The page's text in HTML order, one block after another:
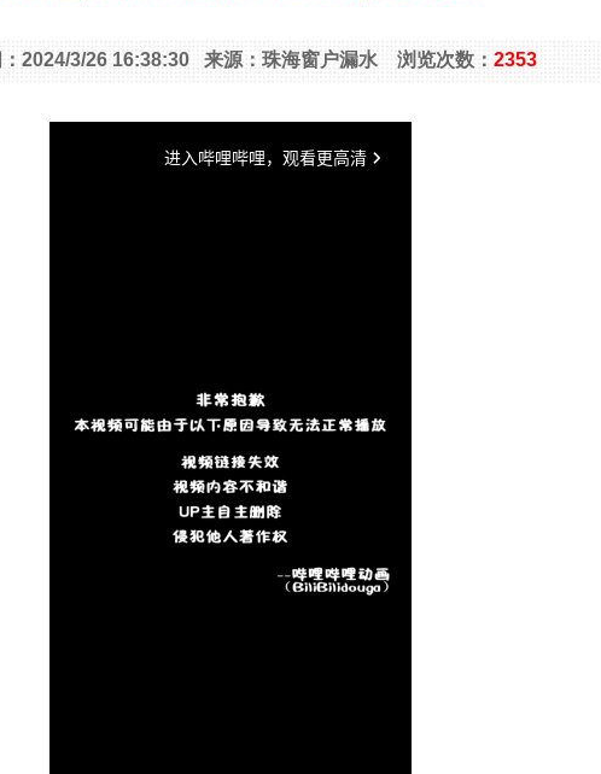
1
2024/3/26 16:38:30 来源：珠海窗户漏水 浏览次数： 2353